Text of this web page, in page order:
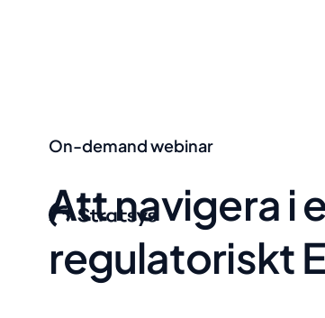
On-demand webinar
Att navigera i
regulatoriskt